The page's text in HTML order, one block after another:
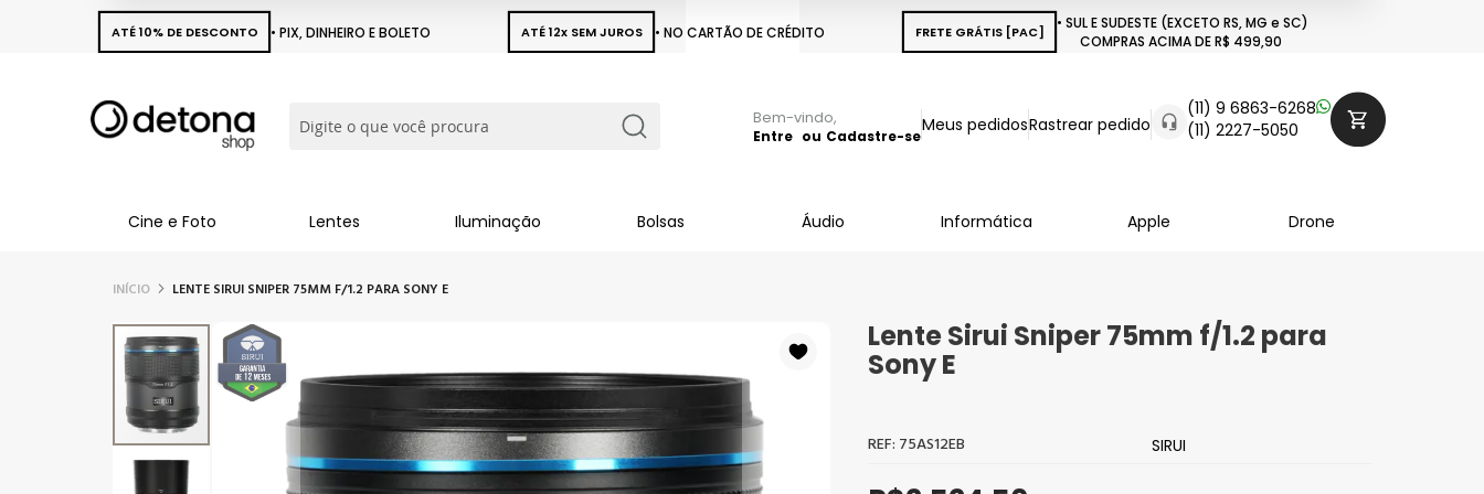
ATÉ 10% DE DESCONTO • PIX, DINHEIRO E BOLETO ATÉ 12x SEM JUROS • NO CARTÃO DE CRÉDITO FRETE GRÁTIS [PAC]
• SUL E SUDESTE (EXCETO RS, MG e SC)
COMPRAS ACIMA DE R$ 499,90
Busca
Meus pedidosRastrear pedido
(11) 9 6863-6268
(11) 2227-5050
Pular
para
Entre Cadastre-se
Cine e Foto Lentes Iluminação Bolsas Áudio Informática Apple Drone
INÍCIO LENTE SIRUI SNIPER 75MM F/1.2 PARA SONY E
Lente Sirui Sniper 75mm f/1.2 para
Sony E
75AS12EB SIRUI
Pular
para
final
da
Galeria
imagens